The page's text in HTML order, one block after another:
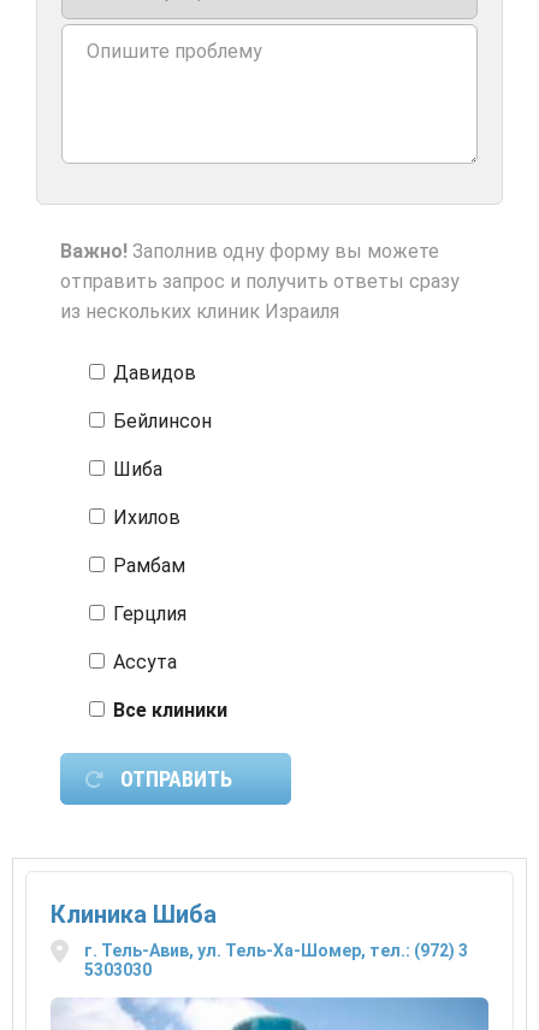
Важно! Заполнив одну форму вы можете
отправить запрос и получить ответы сразу
из нескольких клиник Израиля
Давидов
Бейлинсон
Шиба
Ихилов
Рамбам
Герцлия
Ассута
Все клиники
Клиника Шиба
г. Тель-Авив, ул. Тель-Ха-Шомер, тел.: (972) 3
5303030